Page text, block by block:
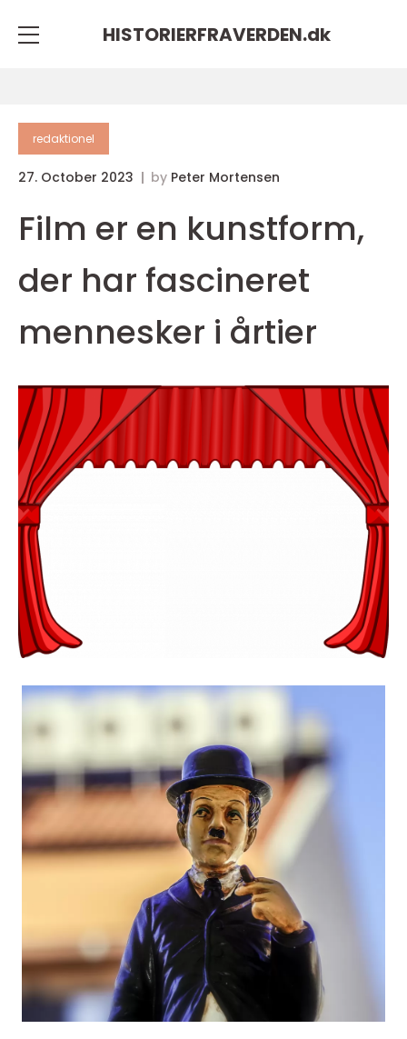
HISTORIERFRAVERDEN.dk
redaktionel
27. October 2023 by Peter Mortensen
Film er en kunstform,
der har fascineret
mennesker i årtier